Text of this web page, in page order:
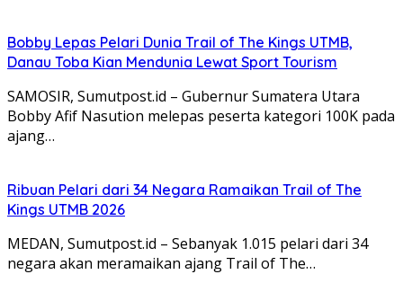
Bobby Lepas Pelari Dunia Trail of The Kings UTMB,
Danau Toba Kian Mendunia Lewat Sport Tourism
SAMOSIR, Sumutpost.id – Gubernur Sumatera Utara
Bobby Afif Nasution melepas peserta kategori 100K pada
ajang…
Ribuan Pelari dari 34 Negara Ramaikan Trail of The
Kings UTMB 2026
MEDAN, Sumutpost.id – Sebanyak 1.015 pelari dari 34
negara akan meramaikan ajang Trail of The…